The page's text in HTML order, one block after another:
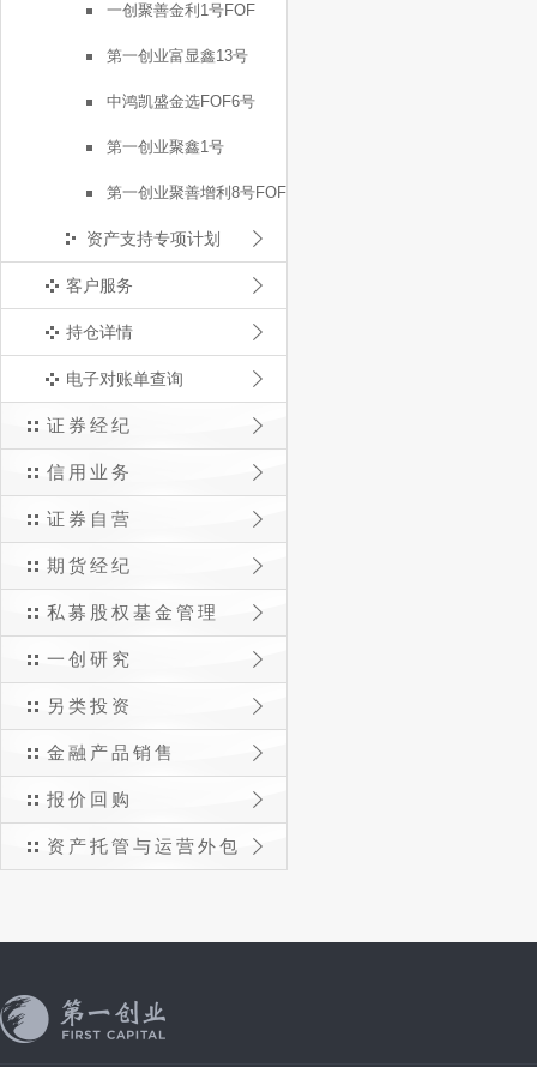
一创聚善金利1号FOF
第一创业富显鑫13号
中鸿凯盛金选FOF6号
第一创业聚鑫1号
第一创业聚善增利8号FOF
资产支持专项计划
客户服务
持仓详情
电子对账单查询
证券经纪
信用业务
证券自营
期货经纪
私募股权基金管理
一创研究
另类投资
金融产品销售
报价回购
资产托管与运营外包